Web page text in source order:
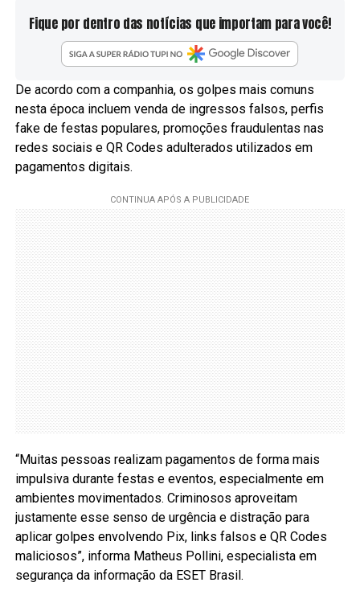
Fique por dentro das notícias que importam para você!
De acordo com a companhia, os golpes mais comuns
nesta época incluem venda de ingressos falsos, perfis
fake de festas populares, promoções fraudulentas nas
redes sociais e QR Codes adulterados utilizados em
pagamentos digitais.
“Muitas pessoas realizam pagamentos de forma mais
impulsiva durante festas e eventos, especialmente em
ambientes movimentados. Criminosos aproveitam
justamente esse senso de urgência e distração para
aplicar golpes envolvendo Pix, links falsos e QR Codes
maliciosos”, informa Matheus Pollini, especialista em
segurança da informação da ESET Brasil.